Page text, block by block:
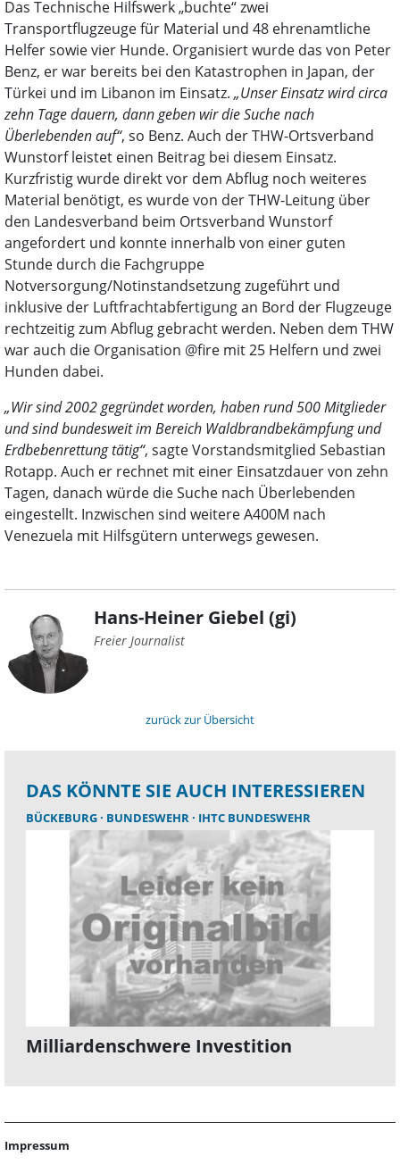
Das Technische Hilfswerk „buchte“ zwei
Transportflugzeuge für Material und 48 ehrenamtliche
Helfer sowie vier Hunde. Organisiert wurde das von Peter
Benz, er war bereits bei den Katastrophen in Japan, der
Türkei und im Libanon im Einsatz. „Unser Einsatz wird circa
zehn Tage dauern, dann geben wir die Suche nach
Überlebenden auf“, so Benz. Auch der THW-Ortsverband
Wunstorf leistet einen Beitrag bei diesem Einsatz.
Kurzfristig wurde direkt vor dem Abflug noch weiteres
Material benötigt, es wurde von der THW-Leitung über
den Landesverband beim Ortsverband Wunstorf
angefordert und konnte innerhalb von einer guten
Stunde durch die Fachgruppe
Notversorgung/Notinstandsetzung zugeführt und
inklusive der Luftfrachtabfertigung an Bord der Flugzeuge
rechtzeitig zum Abflug gebracht werden. Neben dem THW
war auch die Organisation @fire mit 25 Helfern und zwei
Hunden dabei.
„Wir sind 2002 gegründet worden, haben rund 500 Mitglieder
und sind bundesweit im Bereich Waldbrandbekämpfung und
Erdbebenrettung tätig“, sagte Vorstandsmitglied Sebastian
Rotapp. Auch er rechnet mit einer Einsatzdauer von zehn
Tagen, danach würde die Suche nach Überlebenden
eingestellt. Inzwischen sind weitere A400M nach
Venezuela mit Hilfsgütern unterwegs gewesen.
Hans-Heiner Giebel (gi)
Freier Journalist
zurück zur Übersicht
DAS KÖNNTE SIE AUCH INTERESSIEREN
BÜCKEBURG BUNDESWEHR IHTC BUNDESWEHR
Milliardenschwere Investition
Impressum